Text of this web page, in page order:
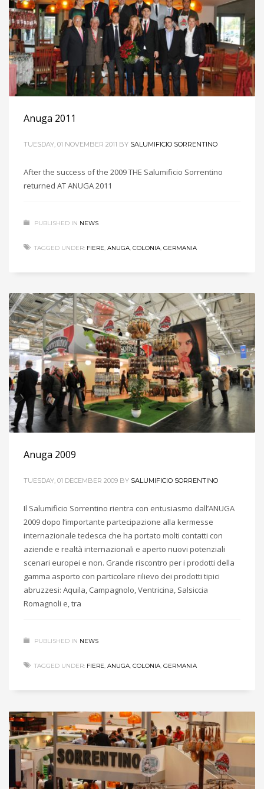
Anuga 2011
TUESDAY, 01 NOVEMBER 2011 BY SALUMIFICIO SORRENTINO
After the success of the 2009 THE Salumificio Sorrentino
returned AT ANUGA 2011
PUBLISHED IN NEWS
TAGGED UNDER: FIERE, ANUGA, COLONIA, GERMANIA
Anuga 2009
TUESDAY, 01 DECEMBER 2009 BY SALUMIFICIO SORRENTINO
Il Salumificio Sorrentino rientra con entusiasmo dall’ANUGA
2009 dopo l’importante partecipazione alla kermesse
internazionale tedesca che ha portato molti contatti con
aziende e realtà internazionali e aperto nuovi potenziali
scenari europei e non. Grande riscontro per i prodotti della
gamma asporto con particolare rilievo dei prodotti tipici
abruzzesi: Aquila, Campagnolo, Ventricina, Salsiccia
Romagnoli e, tra
PUBLISHED IN NEWS
TAGGED UNDER: FIERE, ANUGA, COLONIA, GERMANIA